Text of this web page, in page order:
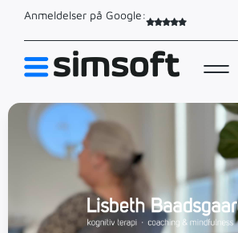
Anmeldelser på Google: